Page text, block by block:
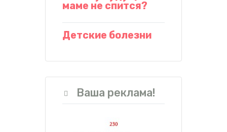
маме не спится?
Детские болезни
Ваша реклама!